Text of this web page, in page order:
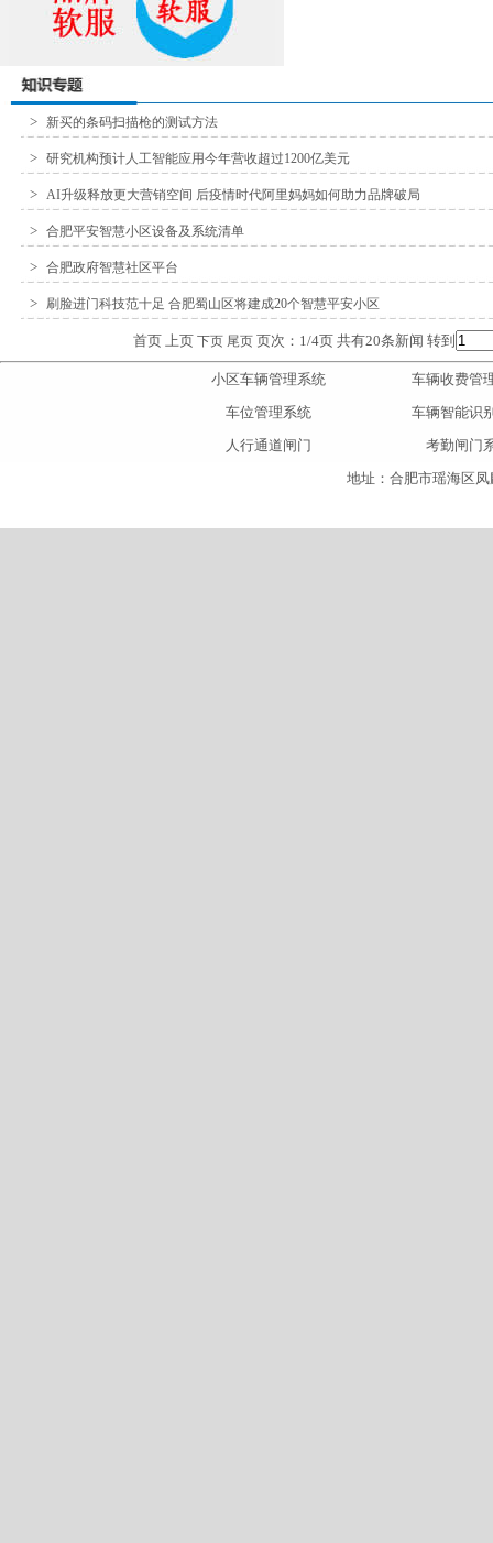
> 新买的条码扫描枪的测试方法
> 研究机构预计人工智能应用今年营收超过1200亿美元
> AI升级释放更大营销空间 后疫情时代阿里妈妈如何助力品牌破局
> 合肥平安智慧小区设备及系统清单
> 合肥政府智慧社区平台
> 刷脸进门科技范十足 合肥蜀山区将建成20个智慧平安小区
首页 上页 下页 尾页页次：1/4页 共有20条新闻 转到
小区车辆管理系统
车辆收费管
车位管理系统
车辆智能识
人行通道闸门
考勤闸门
地址：合肥市瑶海区凤